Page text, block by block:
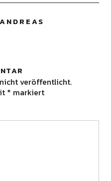
ANDREAS
veröffentlicht.
* markiert